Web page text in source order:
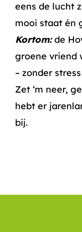
eens de lucht
mooi staat én
Kortom: de
groene vriend
– zonder
Zet ‘m neer,
hebt er
bij.